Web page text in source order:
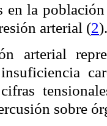
en la
arterial (2).
arterial
insuficiencia
sobre